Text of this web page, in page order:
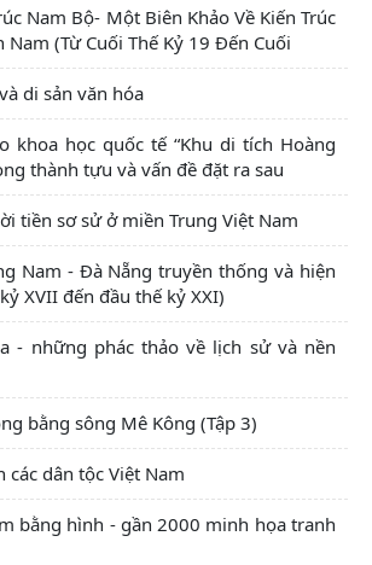
Nam Bộ- Một Biên Khảo Về Kiến Trúc
Nam (Từ Cuối Thế Kỷ 19 Đến Cuối
di sản văn hóa
khoa học quốc tế “Khu di tích Hoàng
thành tựu và vấn đề đặt ra sau
tiền sơ sử ở miền Trung Việt Nam
Nam - Đà Nẵng truyền thống và hiện
XVII đến đầu thế kỷ XXI)
- những phác thảo về lịch sử và nền
bằng sông Mê Kông (Tập 3)
các dân tộc Việt Nam
bằng hình - gần 2000 minh họa tranh